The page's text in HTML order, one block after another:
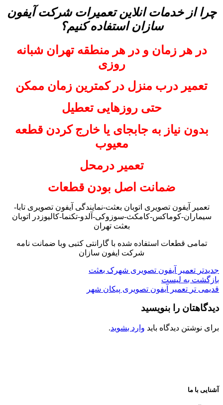
چرا از خدمات انلاین تعمیرات شرکت آیفون
سازان استفاده کنیم؟
در هر زمان و در هر منطقه تهران شبانه
روزی
تعمیر درب منزل در کمترین زمان ممکن
حتی روزهایی تعطیل
بدون نیاز به جابجای یا خارج کردن قطعه
معیوب
تعمیر درمحل
ضمانت اصل بودن قطعات
تعمیر آیفون تصویری اتوبان بعثت-نمایندگی آیفون تصویری تابا-
سیماران-کوماکس-کامکث-سوزوکی-آلدو-تکنما-کالیوزدر اتوبان
بعثت تهران
تمامی قطعات استفاده شده با گارانتی کتبی وبا ضمانت نامه
شرکت ایفون سازان
جدیدتر تعمیر آیفون تصویری شهرک بعثت
بازگشت به لیست
قدیمی تر تعمیر آیفون تصویری پیکان شهر
دیدگاهتان را بنویسید
برای نوشتن دیدگاه باید وارد بشوید.
آشنایی با ما